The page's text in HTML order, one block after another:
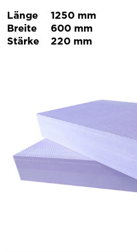
Länge
1250 mm
Breite
600 mm
Stärke
220 mm